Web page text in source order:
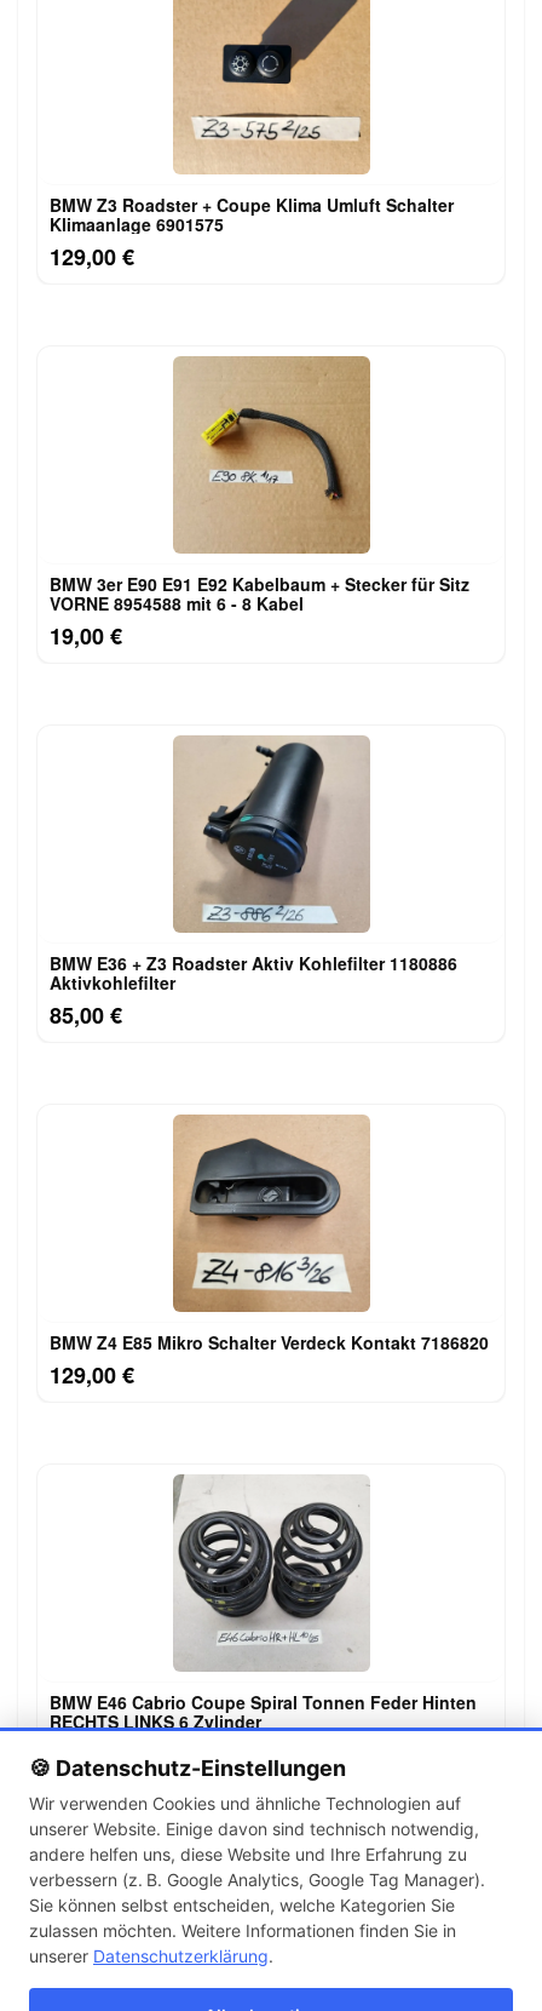
🍪 Datenschutz-Einstellungen
Wir verwenden Cookies und ähnliche Technologien auf
unserer Website. Einige davon sind technisch notwendig,
andere helfen uns, diese Website und Ihre Erfahrung zu
verbessern (z. B. Google Analytics, Google Tag Manager).
Sie können selbst entscheiden, welche Kategorien Sie
zulassen möchten. Weitere Informationen finden Sie in
unserer Datenschutzerklärung.
BMW Z3 Roadster + Coupe Klima Umluft Schalter
Klimaanlage 6901575
129,00 €
BMW 3er E90 E91 E92 Kabelbaum + Stecker für Sitz
VORNE 8954588 mit 6 - 8 Kabel
19,00 €
BMW E36 + Z3 Roadster Aktiv Kohlefilter 1180886
Aktivkohlefilter
85,00 €
BMW Z4 E85 Mikro Schalter Verdeck Kontakt 7186820
129,00 €
BMW E46 Cabrio Coupe Spiral Tonnen Feder Hinten
RECHTS LINKS 6 Zylinder
69,00 €
← 1 2 3 … 141 →
Artikel pro Seite